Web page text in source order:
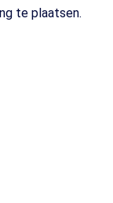
te plaatsen.